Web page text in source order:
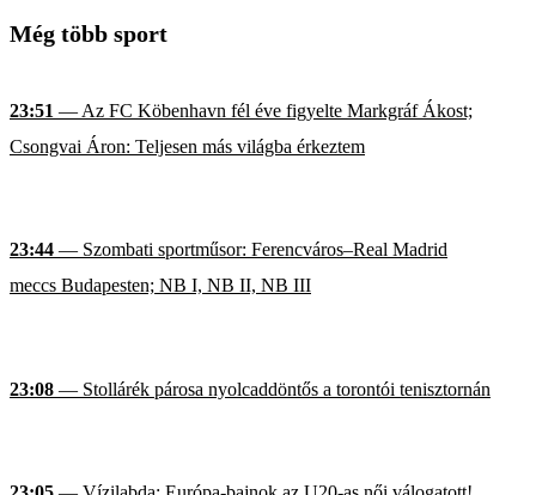
Még több sport
23:51 — Az FC Köbenhavn fél éve figyelte Markgráf Ákost;
Csongvai Áron: Teljesen más világba érkeztem
23:44 — Szombati sportműsor: Ferencváros–Real Madrid
meccs Budapesten; NB I, NB II, NB III
23:08 — Stollárék párosa nyolcaddöntős a torontói tenisztornán